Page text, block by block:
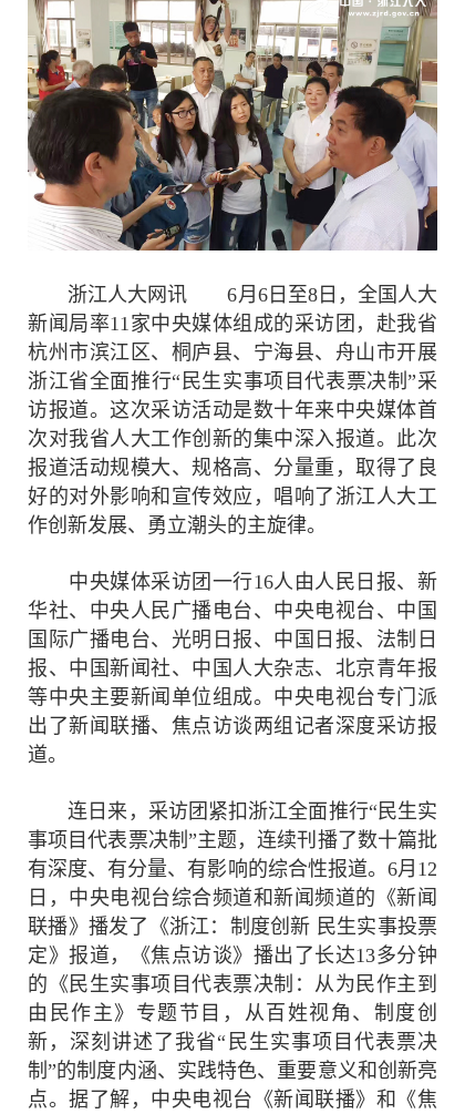
浙江人大网讯 6月6日至8日，全国人大
新闻局率11家中央媒体组成的采访团，赴我省
杭州市滨江区、桐庐县、宁海县、舟山市开展
浙江省全面推行“民生实事项目代表票决制”采
访报道。这次采访活动是数十年来中央媒体首
次对我省人大工作创新的集中深入报道。此次
报道活动规模大、规格高、分量重，取得了良
好的对外影响和宣传效应，唱响了浙江人大工
作创新发展、勇立潮头的主旋律。
中央媒体采访团一行16人由人民日报、新
华社、中央人民广播电台、中央电视台、中国
国际广播电台、光明日报、中国日报、法制日
报、中国新闻社、中国人大杂志、北京青年报
等中央主要新闻单位组成。中央电视台专门派
出了新闻联播、焦点访谈两组记者深度采访报
道。
连日来，采访团紧扣浙江全面推行“民生实
事项目代表票决制”主题，连续刊播了数十篇批
有深度、有分量、有影响的综合性报道。6月12
日，中央电视台综合频道和新闻频道的《新闻
联播》播发了《浙江：制度创新 民生实事投票
定》报道，《焦点访谈》播出了长达13多分钟
的《民生实事项目代表票决制：从为民作主到
由民作主》专题节目，从百姓视角、制度创
新，深刻讲述了我省“民生实事项目代表票决
制”的制度内涵、实践特色、重要意义和创新亮
点。据了解，中央电视台《新闻联播》和《焦